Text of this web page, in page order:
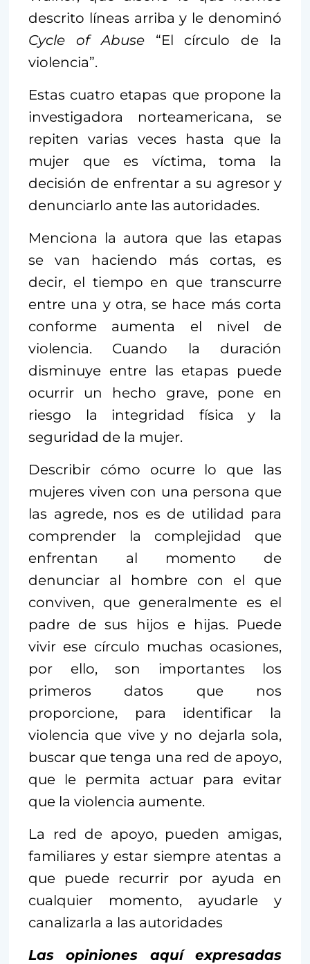
descrito líneas arriba y le denominó
Cycle of Abuse“El círculo de la
violencia”.
Estas cuatro etapas que propone la
investigadora norteamericana, se
repiten varias veces hasta que la
mujer que es víctima, toma la
decisión de enfrentar a su agresor y
denunciarlo ante las autoridades.
Menciona la autora que las etapas
se van haciendo más cortas, es
decir, el tiempo en que transcurre
entre una y otra, se hace más corta
conforme aumenta el nivel de
violencia. Cuando la duración
disminuye entre las etapas puede
ocurrir un hecho grave, pone en
riesgo la integridad física y la
seguridad de la mujer.
Describir cómo ocurre lo que las
mujeres viven con una persona que
las agrede, nos es de utilidad para
comprender la complejidad que
enfrentan al momento de
denunciar al hombre con el que
conviven, que generalmente es el
padre de sus hijos e hijas. Puede
vivir ese círculo muchas ocasiones,
por ello, son importantes los
primeros datos que nos
proporcione, para identificar la
violencia que vive y no dejarla sola,
buscar que tenga una red de apoyo,
que le permita actuar para evitar
que la violencia aumente.
La red de apoyo, pueden amigas,
familiares y estar siempre atentas a
que puede recurrir por ayuda en
cualquier momento, ayudarle y
canalizarla a las autoridades
Las opiniones aquí expresadas